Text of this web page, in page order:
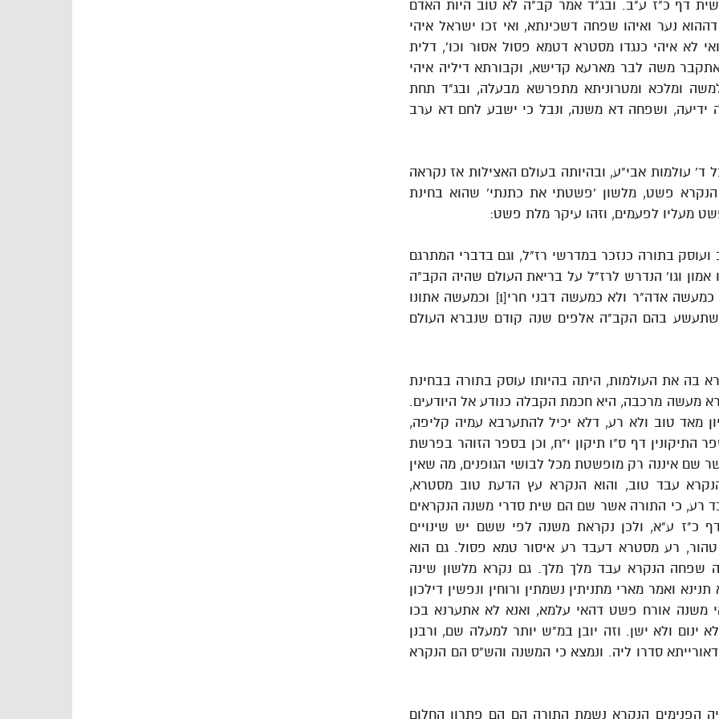
דף כ"ז ע"ב. ובג"ד אמר קב"ה לא טוב היות האדם
נער ואיהו שפחה דשכינתא, ואי זכו ישראל איהי
לא איהי כנגדו מסטרא דטמא פסול אסור וכו', דלית
משה לבר מארעא קדישא, וקבורתא דיליה איהי
ומלכא ומטרוניתא מתפרשא מבעלה, ובג"ד תחת
ושפחה דא משנה, ונבל כי ישבע לחם דא ערב
ד' עולמות אבי"ע, ובהיותה בעולם האצילות אז נקראה
פשט, מלשון 'פשטתי את כתנתי' שהוא בחינת
מעליו לפעמים, וזהו עיקר מלת פשט:
בתורה כנזכר במדרשי רז"ל, וגם בדברי המתרגם
אמון וגו' הנדרש לרז"ל על בריאת העולם שהיה הקב"ה
מביט בתורה ובורא עולמות, ואין ספק כי לא כמעשה אדה"ר ולא כמעשה דבני חרי[1] וכמעשה אתונו
בהם הקב"ה אלפים שנה קודם שנברא העולם
בה את העולמות, היתה בהיותו עוסק בתורה בבחינת
מעשה מרכבה, היא חכמת הקבלה כנודע אל היודעים.
מאד טוב ולא רע, דלא יכיל להתערבא עמיה קליפה,
התיקונין דף ס"ו תיקון י"ח, וכן בספר הזוהר בפרשת
שם איננה רק מופשטת מכל לבושי הגופנים, מה שאין
עבד טוב, והוא הנקרא עץ הדעת טוב מסטרא,
רע, כי התורה אשר שם הם שית סדרי משנה הנקראים
כ"ז ע"א, ולכן נקראת משנה לפי ששם יש שינויים
רע מסטרא דעבד רע איסור טמא פסול. גם הוא
שפחה הנקרא עבד מלך מלך. גם נקרא מלשון שינה
ואמר מארי מתניתין נשמתין ורוחין ונפשין דילכון
משנה אורח פשט דהאי עלמא, ואנא לא אתערנא בכו
ינום ולא ישן. וזה יובן במ"ש יותר למעלה שם, ורבנן
דאורייתא סדרו ליה. ונמצא כי המשנה והש"ס הם הנקרא
הפנימים הנקרא נשמת התורה הם הם פתרון החלום